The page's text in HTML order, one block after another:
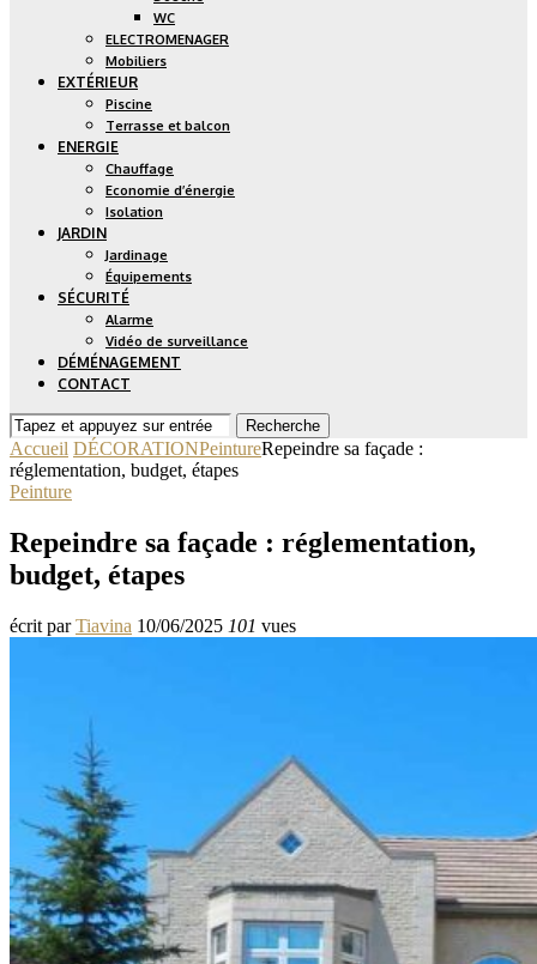
WC
ELECTROMENAGER
Mobiliers
EXTÉRIEUR
Piscine
Terrasse et balcon
ENERGIE
Chauffage
Economie d’énergie
Isolation
JARDIN
Jardinage
Équipements
SÉCURITÉ
Alarme
Vidéo de surveillance
DÉMÉNAGEMENT
CONTACT
Recherche
Accueil DÉCORATIONPeintureRepeindre sa façade :
réglementation, budget, étapes
Peinture
Repeindre sa façade : réglementation,
budget, étapes
écrit parTiavina 10/06/2025 101 vues